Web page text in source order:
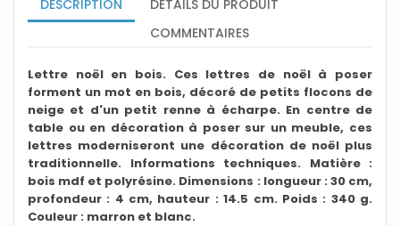
DESCRIPTION
DÉTAILS DU PRODUIT
COMMENTAIRES
Lettre noël en bois. Ces lettres de noël à poser
forment un mot en bois, décoré de petits flocons de
neige et d'un petit renne à écharpe. En centre de
table ou en décoration à poser sur un meuble, ces
lettres moderniseront une décoration de noël plus
traditionnelle. Informations techniques. Matière :
bois mdf et polyrésine. Dimensions : longueur : 30 cm,
profondeur : 4 cm, hauteur : 14.5 cm. Poids : 340 g.
Couleur : marron et blanc.